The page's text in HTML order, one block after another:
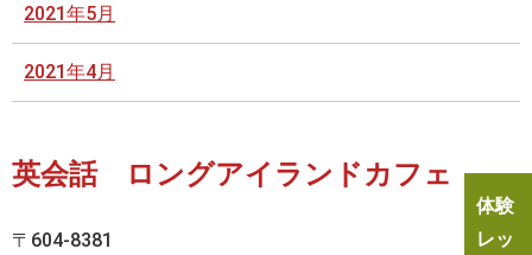
2021年5月
2021年4月
英会話 ロングアイランドカフェ
〒604-8381
体験
レッ